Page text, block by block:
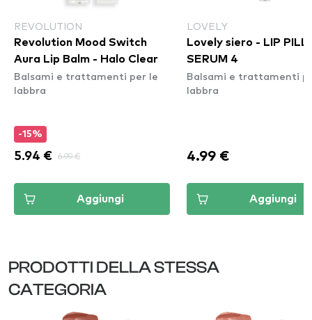
REVOLUTION
Revolution Mood Switch
Aura Lip Balm - Halo Clear
Balsami e trattamenti per le
labbra
-15%
5.94 € 6.99 €
Aggiungi
LOVELY
Lovely siero - LIP
SERUM 4
Balsami e trattamenti
labbra
4.99 €
Aggiungi
PRODOTTI DELLA STESSA
CATEGORIA